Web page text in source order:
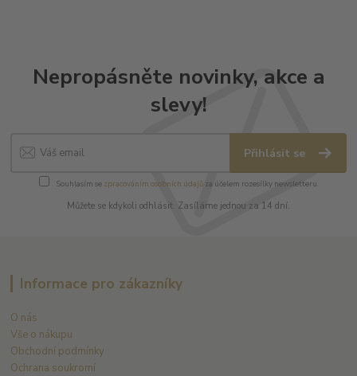
Nepropásněte novinky, akce a
slevy!
Přihlásit se
Souhlasím se zpracováním osobních údajůza účelem rozesílky newsletteru.
Můžete se kdykoli odhlásit. Zasíláme jednou za 14 dní.
Informace pro zákazníky
O nás
Vše o nákupu
Obchodní podmínky
Ochrana soukromí